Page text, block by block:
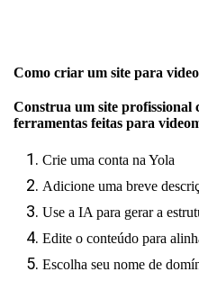
Como criar um site para
Construa um site profissional
ferramentas feitas para
Crie uma conta na Yola
Adicione uma breve
Use a IA para gerar a
Edite o conteúdo para
Escolha seu nome de